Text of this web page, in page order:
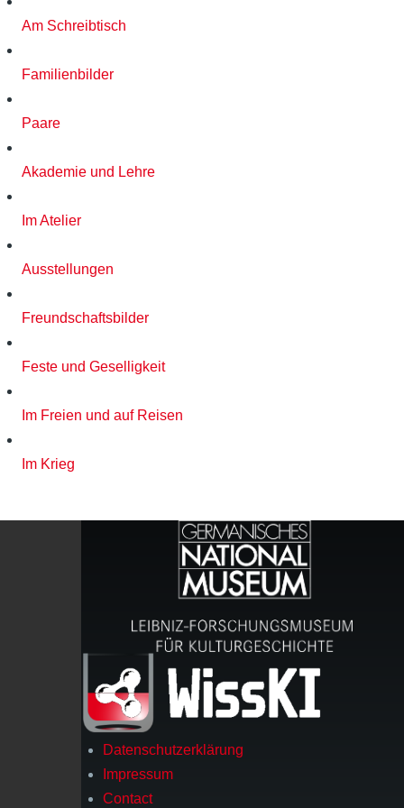
Am Schreibtisch
Familienbilder
Paare
Akademie und Lehre
Im Atelier
Ausstellungen
Freundschaftsbilder
Feste und Geselligkeit
Im Freien und auf Reisen
Im Krieg
FooterDatenschutzerklärung
Impressum
Contact